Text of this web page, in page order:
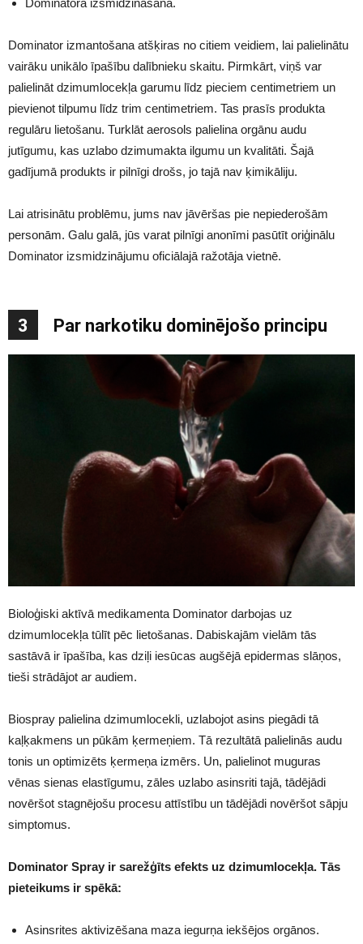
Dominatora izsmidzināšana.
Dominator izmantošana atšķiras no citiem veidiem, lai palielinātu
vairāku unikālo īpašību dalībnieku skaitu. Pirmkārt, viņš var
palielināt dzimumlocekļa garumu līdz pieciem centimetriem un
pievienot tilpumu līdz trim centimetriem. Tas prasīs produkta
regulāru lietošanu. Turklāt aerosols palielina orgānu audu
jutīgumu, kas uzlabo dzimumakta ilgumu un kvalitāti. Šajā
gadījumā produkts ir pilnīgi drošs, jo tajā nav ķimikāliju.
Lai atrisinātu problēmu, jums nav jāvēršas pie nepiederošām
personām. Galu galā, jūs varat pilnīgi anonīmi pasūtīt oriģinālu
Dominator izsmidzinājumu oficiālajā ražotāja vietnē.
3 Par narkotiku dominējošo principu
Bioloģiski aktīvā medikamenta Dominator darbojas uz
dzimumlocekļa tūlīt pēc lietošanas. Dabiskajām vielām tās
sastāvā ir īpašība, kas dziļi iesūcas augšējā epidermas slāņos,
tieši strādājot ar audiem.
Biospray palielina dzimumlocekli, uzlabojot asins piegādi tā
kaļķakmens un pūkām ķermeņiem. Tā rezultātā palielinās audu
tonis un optimizēts ķermeņa izmērs. Un, palielinot muguras
vēnas sienas elastīgumu, zāles uzlabo asinsriti tajā, tādējādi
novēršot stagnējošu procesu attīstību un tādējādi novēršot sāpju
simptomus.
Dominator Spray ir sarežģīts efekts uz dzimumlocekļa. Tās
pieteikums ir spēkā:
Asinsrites aktivizēšana maza iegurņa iekšējos orgānos.